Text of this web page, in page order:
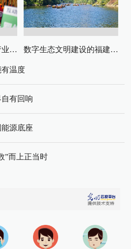
从票根经济到文旅全产业链升级 数字生态文明建设的福建路径与启示
温度
有回响
源底座
”而上正当时